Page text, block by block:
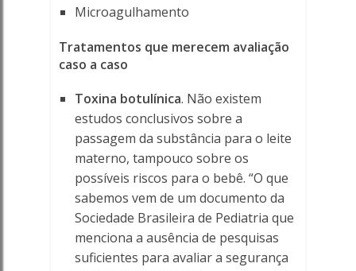
Microagulhamento
Tratamentos que merecem avaliação
caso a caso
Toxina botulínica. Não existem
estudos conclusivos sobre a
passagem da substância para o leite
materno, tampouco sobre os
possíveis riscos para o bebê. “O que
sabemos vem de um documento da
Sociedade Brasileira de Pediatria que
menciona a ausência de pesquisas
suficientes para avaliar a segurança